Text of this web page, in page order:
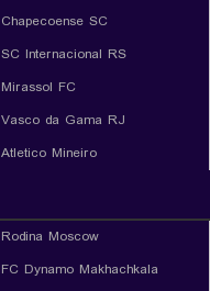
Chapecoense SC
SC Internacional RS
Mirassol FC
Vasco da Gama RJ
Atletico Mineiro
Rodina Moscow
FC Dynamo Makhachkala